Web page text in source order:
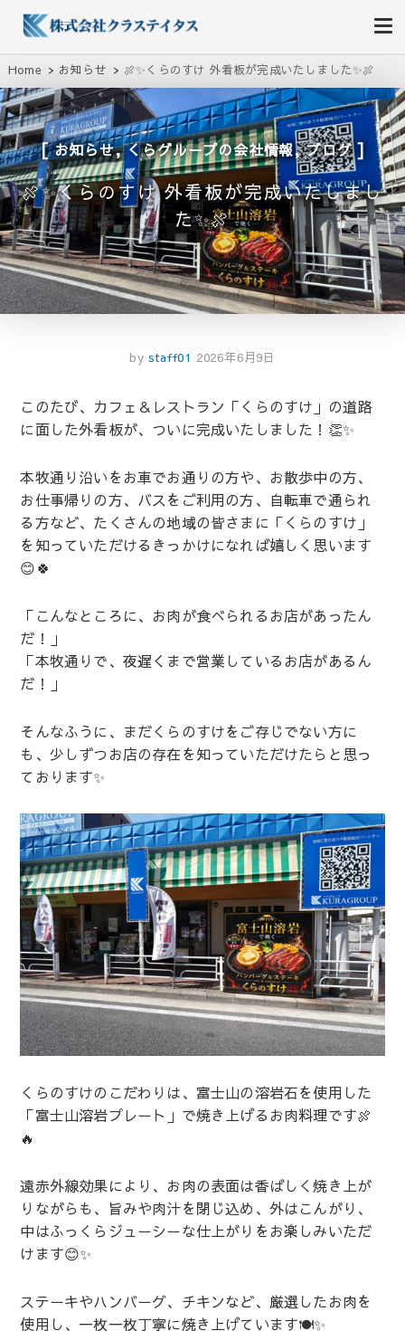
株式会社クラステイタス
地域のコミュニティーを大切にする企業
Home お知らせ 🍖✨くらのすけ 外看板が完成いたしました✨🍖
お知らせ,くらグループの会社情報,ブログ
🍖✨くらのすけ 外看板が完成いたしまし
た✨🍖
by staff01 2026年6月9日
このたび、カフェ＆レストラン「くらのすけ」の道路
に面した外看板が、ついに完成いたしました！👏✨
本牧通り沿いをお車でお通りの方や、お散歩中の方、
お仕事帰りの方、バスをご利用の方、自転車で通られ
る方など、たくさんの地域の皆さまに「くらのすけ」
を知っていただけるきっかけになれば嬉しく思います
😊🍀
「こんなところに、お肉が食べられるお店があったん
だ！」
「本牧通りで、夜遅くまで営業しているお店があるん
だ！」
そんなふうに、まだくらのすけをご存じでない方に
も、少しずつお店の存在を知っていただけたらと思っ
ております✨
くらのすけのこだわりは、富士山の溶岩石を使用した
「富士山溶岩プレート」で焼き上げるお肉料理です🍖
🔥
遠赤外線効果により、お肉の表面は香ばしく焼き上が
りながらも、旨みや肉汁を閉じ込め、外はこんがり、
中はふっくらジューシーな仕上がりをお楽しみいただ
けます😊✨
ステーキやハンバーグ、チキンなど、厳選したお肉を
使用し、一枚一枚丁寧に焼き上げています🍽️✨